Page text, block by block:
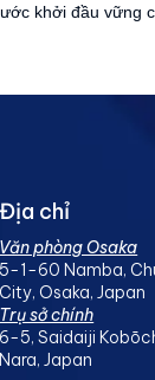
khởi đầu vững
Địa chỉ
Văn phòng Osaka
5-1-60 Namba,
City, Osaka, Japan
Trụ sở chính
6-5, Saidaiji
Nara, Japan